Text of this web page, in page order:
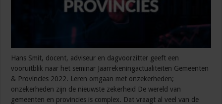
Hans Smit, docent, adviseur en dagvoorzitter geeft een
vooruitblik naar het seminar Jaarrekeningactualiteiten Gemeenten
& Provincies 2022. Leren omgaan met onzekerheden;
onzekerheden zijn de nieuwste zekerheid De wereld van
gemeenten en provincies is complex. Dat vraagt al veel van de